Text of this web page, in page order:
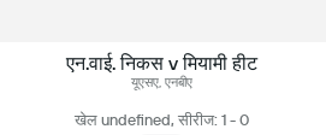
एन.वाई. निकस v मियामी हीट
यूएसए, एनबीए
खेल undefined, सीरीज: 1 - 0